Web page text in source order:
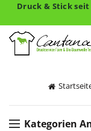
Druck & Stick seit
Kategorien